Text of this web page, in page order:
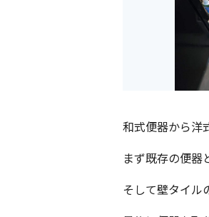
和式便器から洋
まず既存の便器
そして壁タイル